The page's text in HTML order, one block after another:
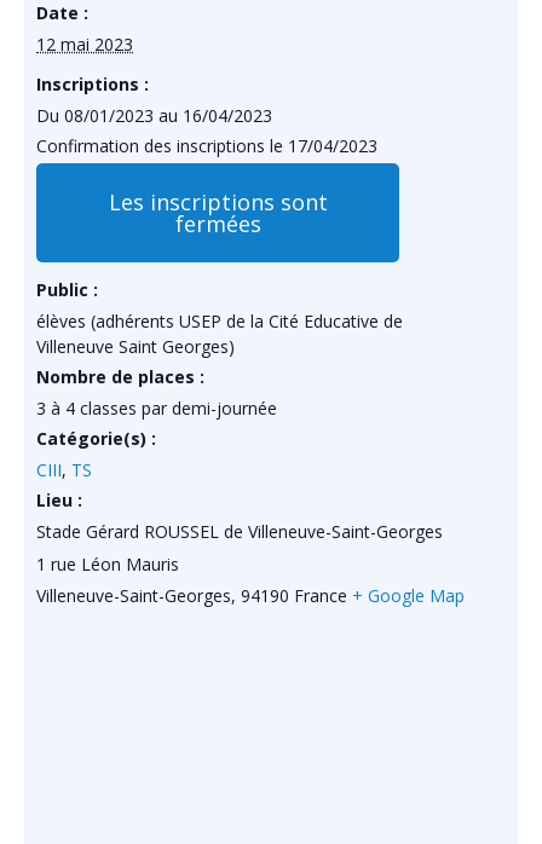
Date :
12 mai 2023
Inscriptions :
Du 08/01/2023 au 16/04/2023
Confirmation des inscriptions le 17/04/2023
Les inscriptions sont
fermées
Public :
élèves (adhérents USEP de la Cité Educative de
Villeneuve Saint Georges)
Nombre de places :
3 à 4 classes par demi-journée
Catégorie(s) :
CIII, TS
Lieu :
Stade Gérard ROUSSEL de Villeneuve-Saint-Georges
1 rue Léon Mauris
Villeneuve-Saint-Georges, 94190 France + Google Map